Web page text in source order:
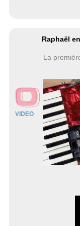
VIDEO
Raphaël
La